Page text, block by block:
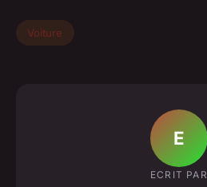
Voiture
E
ECRIT PAR